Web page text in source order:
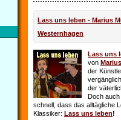
Lass uns leben - Marius
Westernhagen
Lass uns
von
der
der
Doch auch
schnell, dass das alltägliche
Klassiker: Lass uns leben!